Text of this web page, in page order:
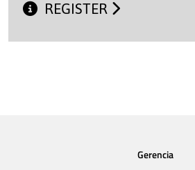
REGISTER
Gerencia